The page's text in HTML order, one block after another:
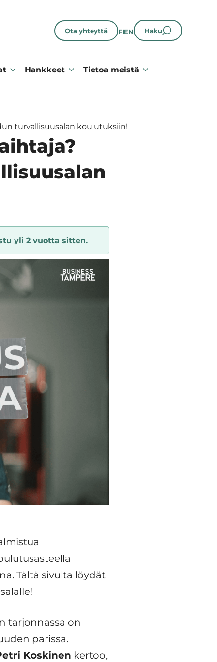
Ota yhteyttä FIEN Haku
Hankkeet Tietoa meistä
turvallisuusalan koulutuksiin!
yli 2 vuotta sitten.
Tältä sivulta löydät
tarjonnassa on
parissa.
Koskinen kertoo,